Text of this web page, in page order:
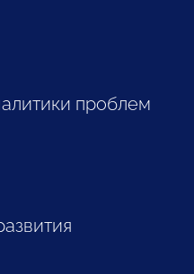
проблем